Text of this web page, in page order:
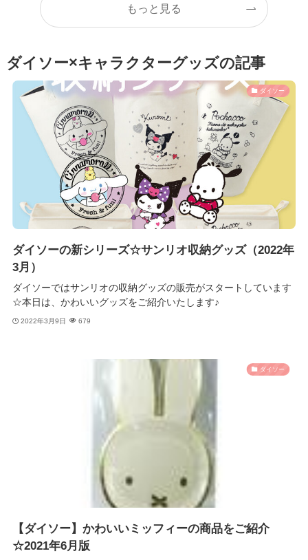
もっと見る
ダイソー×キャラクターグッズの記事
ダイソー
ダイソーの新シリーズ☆サンリオ収納グッズ（2022年
3月）
ダイソーではサンリオの収納グッズの販売がスタートしています
☆本日は、かわいいグッズをご紹介いたします♪
2022年3月9日 679
ダイソー
【ダイソー】かわいいミッフィーの商品をご紹介
☆2021年6月版